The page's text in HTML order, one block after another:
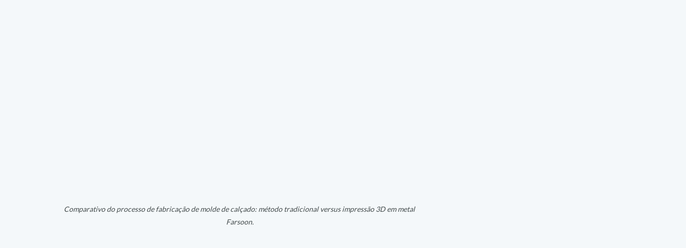
Comparativo do processo de fabricação de molde de calçado: método tradicional versus impressão 3D em metal
Farsoon.